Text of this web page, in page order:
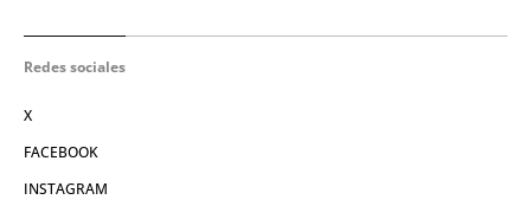
Redes sociales
X
FACEBOOK
INSTAGRAM